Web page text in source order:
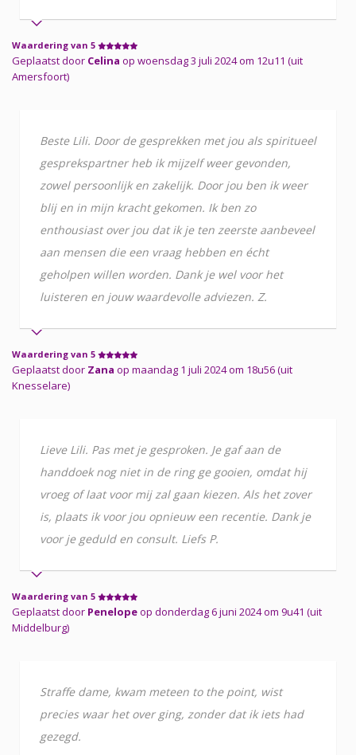
Waardering van 5
Geplaatst door Celina op woensdag 3 juli 2024 om 12u11 (uit
Amersfoort)
Beste Lili. Door de gesprekken met jou als spiritueel
gesprekspartner heb ik mijzelf weer gevonden,
zowel persoonlijk en zakelijk. Door jou ben ik weer
blij en in mijn kracht gekomen. Ik ben zo
enthousiast over jou dat ik je ten zeerste aanbeveel
aan mensen die een vraag hebben en écht
geholpen willen worden. Dank je wel voor het
luisteren en jouw waardevolle adviezen. Z.
Waardering van 5
Geplaatst door Zana op maandag 1 juli 2024 om 18u56 (uit
Knesselare)
Lieve Lili. Pas met je gesproken. Je gaf aan de
handdoek nog niet in de ring ge gooien, omdat hij
vroeg of laat voor mij zal gaan kiezen. Als het zover
is, plaats ik voor jou opnieuw een recentie. Dank je
voor je geduld en consult. Liefs P.
Waardering van 5
Geplaatst door Penelopeop donderdag 6 juni 2024 om 9u41 (uit
Middelburg)
Straffe dame, kwam meteen to the point, wist
precies waar het over ging, zonder dat ik iets had
gezegd.